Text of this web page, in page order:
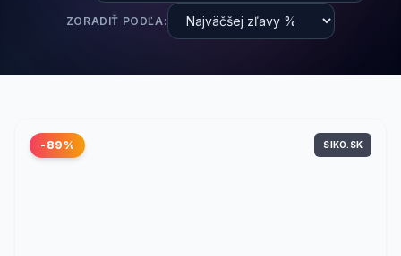
ZORADIŤ PODĽA:
-89% SIKO.SK